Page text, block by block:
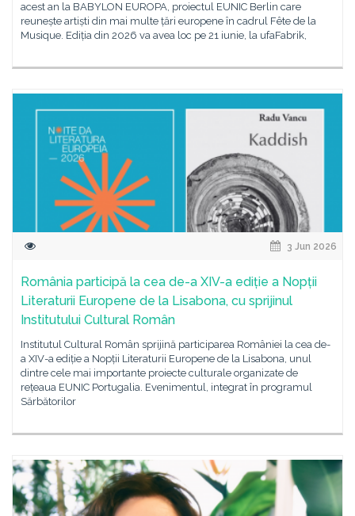
acest an la BABYLON EUROPA, proiectul EUNIC Berlin care
reunește artiști din mai multe țări europene în cadrul Fête de la
Musique. Ediția din 2026 va avea loc pe 21 iunie, la ufaFabrik,
3 Jun 2026
România participă la cea de-a XIV-a ediție a Nopții
Literaturii Europene de la Lisabona, cu sprijinul
Institutului Cultural Român
Institutul Cultural Român sprijină participarea României la cea de-
a XIV-a ediție a Nopții Literaturii Europene de la Lisabona, unul
dintre cele mai importante proiecte culturale organizate de
rețeaua EUNIC Portugalia. Evenimentul, integrat în programul
Sărbătorilor